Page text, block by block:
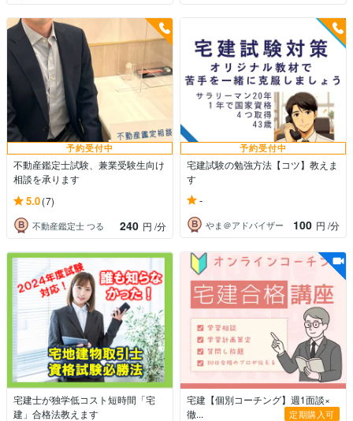
予約受付中
不動産鑑定士試験、兼業受験生向け
相談を承ります
5.0(7)
不動産鑑定士 つる 240 円 /分
予約受付中
宅建試験の勉強方法【コツ】教えま
す
-
やま＠アドバイザー 100 円 /分
宅建士が独学低コスト短時間「宅
建」合格法教えます
宅建【個別コーチング】週1面談×
徹...
定期購入可